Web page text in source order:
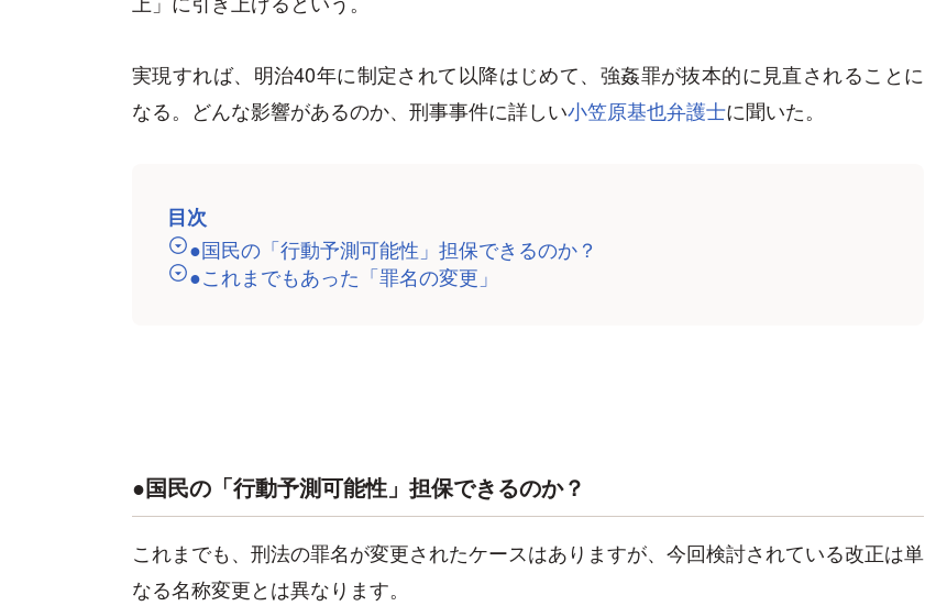
実現すれば、明治40年に制定されて以降はじめて、強姦罪が抜本的に見直されることに
なる。どんな影響があるのか、刑事事件に詳しい小笠原基也弁護士に聞いた。
目次
●国民の「行動予測可能性」担保できるのか？
●これまでもあった「罪名の変更」
●国民の「行動予測可能性」担保できるのか？
これまでも、刑法の罪名が変更されたケースはありますが、今回検討されている改正は単
なる名称変更とは異なります。